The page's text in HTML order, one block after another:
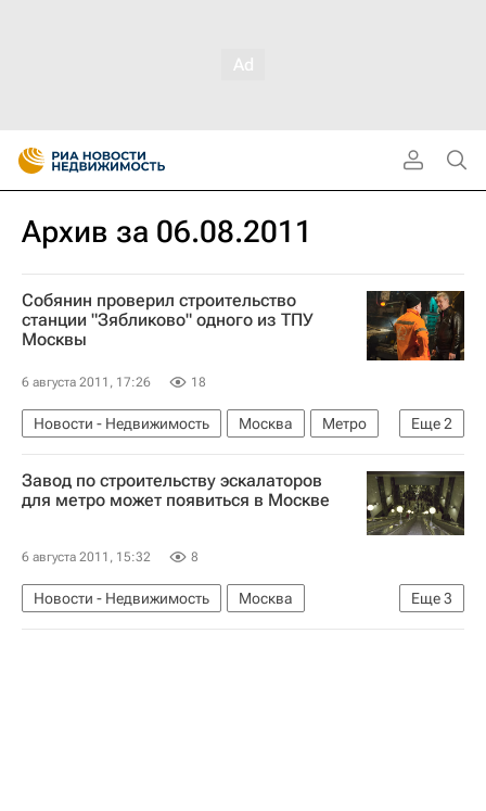
Архив за 06.08.2011
Собянин проверил строительство
станции "Зябликово" одного из ТПУ
Москвы
6 августа 2011, 17:26 18
Еще2
Новости - Недвижимость Москва
Метро
Сергей Собянин
Инфраструктура
Завод по строительству эскалаторов
для метро может появиться в Москве
6 августа 2011, 15:32 8
Еще3
Новости - Недвижимость
Москва
Строительство метро в Москве
Метро